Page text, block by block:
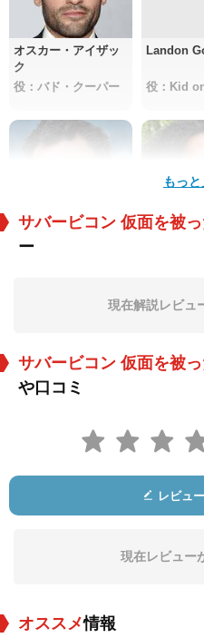
オスカー・アイザッ
ク
役：バド・クーパー
Landon
役：Kid
Alex Hassell
リース・バーク ゲイリー
もっ
サバービコン 仮面を被
ー
現在解説レビュ
サバービコン 仮面を被
や口コミ
レビュ
現在レビュー
オススメ情報